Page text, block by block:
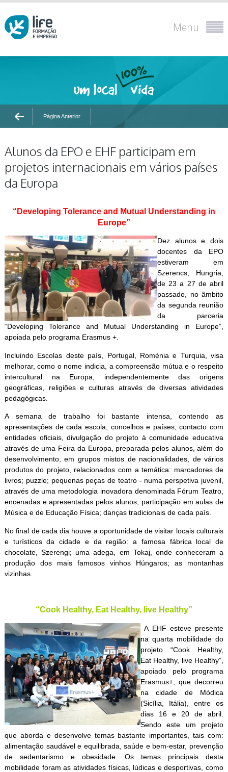
Menu
Página Anterior
Alunos da EPO e EHF participam em
projetos internacionais em vários países
da Europa
“Developing Tolerance and Mutual Understanding in
Europe”
Dez alunos e dois
docentes da EPO
estiveram em
Szerencs, Hungria,
de 23 a 27 de abril
passado, no âmbito
da segunda reunião
da parceria
“Developing Tolerance and Mutual Understanding in Europe”,
apoiada pelo programa Erasmus +.
Incluindo Escolas deste país, Portugal, Roménia e Turquia, visa
melhorar, como o nome indicia, a compreensão mútua e o respeito
intercultural na Europa, independentemente das origens
geográficas, religiões e culturas através de diversas atividades
pedagógicas.
A semana de trabalho foi bastante intensa, contendo as
apresentações de cada escola, concelhos e países, contacto com
entidades oficiais, divulgação do projeto à comunidade educativa
através de uma Feira da Europa, preparada pelos alunos, além do
desenvolvimento, em grupos mistos de nacionalidades, de vários
produtos do projeto, relacionados com a temática: marcadores de
livros; puzzle; pequenas peças de teatro - numa perspetiva juvenil,
através de uma metodologia inovadora denominada Fórum Teatro,
encenadas e apresentadas pelos alunos; participação em aulas de
Música e de Educação Física; danças tradicionais de cada país.
No final de cada dia houve a oportunidade de visitar locaisculturais
e turísticos da cidade e da região: a famosa fábrica local de
chocolate, Szerengi; uma adega, em Tokaj, onde conheceram a
produção dos mais famosos vinhos Húngaros; as montanhas
vizinhas.
“Cook Healthy, Eat Healthy, live Healthy”
A EHF esteve presente
na quarta mobilidade do
projeto “Cook Healthy,
Eat Healthy, live Healthy”,
apoiado pelo programa
Erasmus+, que decorreu
na cidade de Módica
(Sicília, Itália), entre os
dias 16 e 20 de abril.
Sendo este um projeto
que aborda e desenvolve temas bastante importantes, tais com:
alimentação saudável e equilibrada, saúde e bem-estar, prevenção
de sedentarismo e obesidade. Os temas principais desta
mobilidade foram as atividades físicas, lúdicas e desportivas, como